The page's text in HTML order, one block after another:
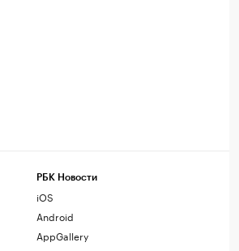
РБК Новости
iOS
Android
AppGallery